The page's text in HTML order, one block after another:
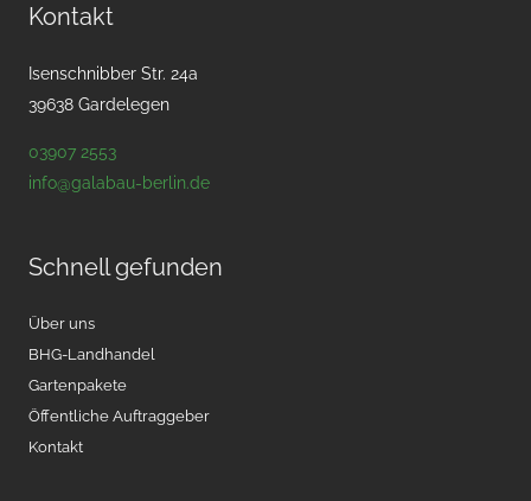
Kontakt
Isenschnibber Str. 24a
39638 Gardelegen
03907 2553
info@galabau-berlin.de
Schnell gefunden
Über uns
BHG-Landhandel
Gartenpakete
Öffentliche Auftraggeber
Kontakt